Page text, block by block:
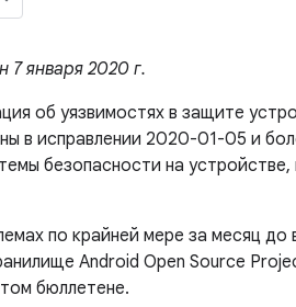
7 января 2020 г.
об уязвимостях в защите
в исправлении 2020-01-05 и
безопасности на
по крайней мере за месяц до
Android Open Source
бюллетене.